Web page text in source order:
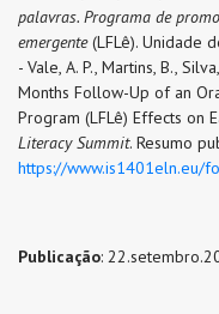
palavras. Programa de
emergente(LFLê). Unidade
- Vale, A. P., Martins, B.,
Months Follow-Up of an
Program (LFLê) Effects on
Literacy Summit. Resumo
https://www.is1401eln.eu/
Publicação: